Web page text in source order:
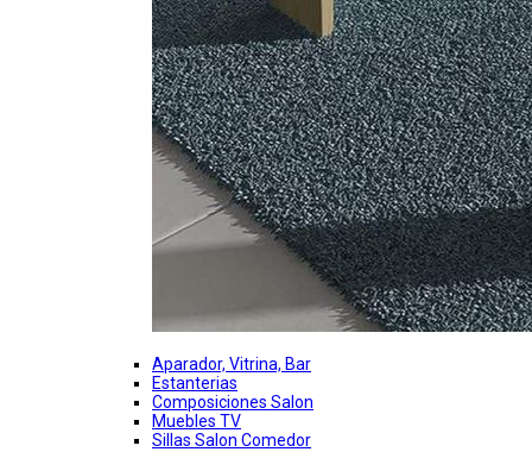
Aparador, Vitrina, Bar
Estanterias
Composiciones Salon
Muebles TV
Sillas Salon Comedor